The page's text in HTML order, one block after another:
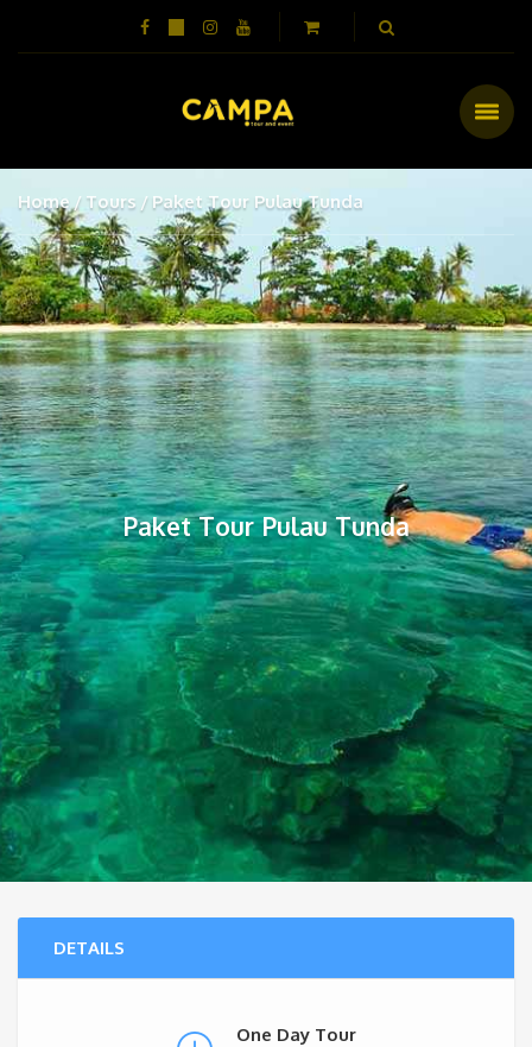
Home Tours Paket Tour Pulau Tunda
Paket Tour Pulau Tunda
DETAILS
One Day Tour